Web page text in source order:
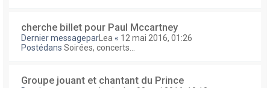
cherche billet pour Paul Mccartney
Dernier messagepar Lea « 12 mai 2016, 01:26
Postédans Soirées, concerts...
Groupe jouant et chantant du Prince